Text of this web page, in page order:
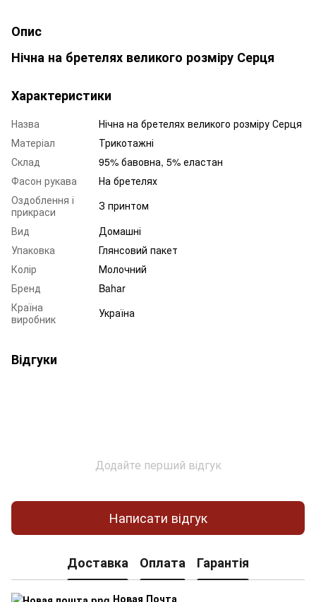
Опис
Нічна на бретелях великого розміру Серця
Характеристики
Назва
Нічна на бретелях великого розміру Серця
Матеріал
Трикотажні
Склад
95% бавовна, 5% еластан
Фасон рукава
На бретелях
Оздоблення і
прикраси
З принтом
Вид
Домашні
Упаковка
Глянсовий пакет
Колір
Молочний
Бренд
Bahar
Країна
виробник
Україна
Відгуки
Додайте перший відгук
Написати відгук
Доставка Оплата Гарантія
Новая Почта